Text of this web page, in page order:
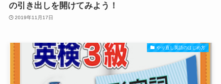
の引き出しを開けてみよう！
2019年11月17日
やり直し英語のはじめ方